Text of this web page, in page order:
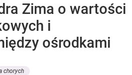
Zima o wartości
i
ośrodkami
chorych